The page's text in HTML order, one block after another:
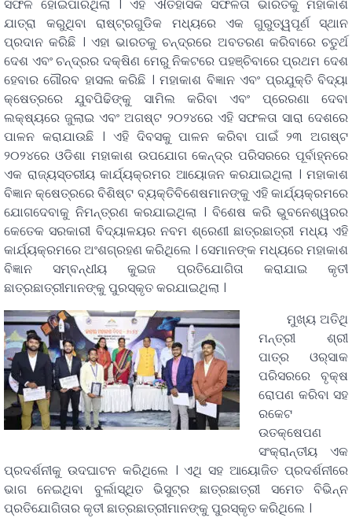
ସଫଳ ହୋଇପାରିଥିଲା । ଏହି ଐତିହାସିକ ସଫଳତା ଭାରତକୁ ମହାକାଶ
ଯାତ୍ରା କରୁଥିବା ରାଷ୍ଟ୍ରଗୁଡିକ ମଧ୍ୟରେ ଏକ ଗୁରୁତ୍ୱପୂର୍ଣ ସ୍ଥାନ
ପ୍ରଦାନ କରିଛି । ଏହା ଭାରତକୁ ଚନ୍ଦ୍ରରେ ଅବତରଣ କରିବାରେ ଚତୁର୍ଥ
ଦେଶ ଏବଂ ଚନ୍ଦ୍ରର ଦକ୍ଷିଣ ମେରୁ ନିକଟରେ ପହଞ୍ଚିବାରେ ପ୍ରଥମ ଦେଶ
ହେବାର ଗୌରବ ହାସଲ କରିଛି । ମହାକାଶ ବିଜ୍ଞାନ ଏବଂ ପ୍ରଯୁକ୍ତି ବିଦ୍ୟା
କ୍ଷେତ୍ରରେ ଯୁବପିଢିଙ୍କୁ ସାମିଲ କରିବା ଏବଂ ପ୍ରେରଣା ଦେବା
ଲକ୍ଷ୍ୟରେ ଜୁଲାଇ ଏବଂ ଅଗଷ୍ଟ ୨୦୨୪ରେ ଏହି ସଫଳତା ସାରା ଦେଶରେ
ପାଳନ କରାଯାଉଛି । ଏହି ଦିବସକୁ ପାଳନ କରିବା ପାଇଁ ୨୩ ଅଗଷ୍ଟ
୨୦୨୪ରେ ଓଡିଶା ମହାକାଶ ଉପଯୋଗ କେନ୍ଦ୍ର ପରିସରରେ ପୂର୍ବାହ୍ନରେ
ଏକ ରାଜ୍ୟସ୍ତରୀୟ କାର୍ଯ୍ୟକ୍ରମର ଆୟୋଜନ କରଯାଇଥିଲା । ମହାକାଶ
ବିଜ୍ଞାନ କ୍ଷେତ୍ରରେ ବିଶିଷ୍ଟ ବ୍ୟକ୍ତିବିଶେଷମାନଙ୍କୁ ଏହି କାର୍ଯ୍ୟକ୍ରମରେ
ଯୋଗଦେବାକୁ ନିମନ୍ତ୍ରଣ କରଯାଇଥିଲା । ବିଶେଷ କରି ଭୁବନେଶ୍ୱରର
କେତେକ ସରକାରୀ ବିଦ୍ୟାଳୟର ନବମ ଶ୍ରେଣୀ ଛାତ୍ରଛାତ୍ରୀ ମଧ୍ୟ ଏହି
କାର୍ଯ୍ୟକ୍ରମରେ ଅଂଶଗ୍ରହଣ କରିଥିଲେ । ସେମାନଙ୍କ ମଧ୍ୟରେ ମହାକାଶ
ବିଜ୍ଞାନ ସମ୍ବନ୍ଧୀୟ କୁଇଜ ପ୍ରତିଯୋଗିତା କରାଯାଇ କୃତୀ
ଛାତ୍ରଛାତ୍ରୀମାନଙ୍କୁ ପୁରସ୍କୃତ କରଯାଇଥିଲା ।
ମୁଖ୍ୟ ଅତିଥି
ମନ୍ତ୍ରୀ ଶ୍ରୀ
ପାତ୍ର ଓର୍‌ସାକ
ପରିସରରେ ବୃକ୍ଷ
ରୋପଣ କରିବା ସହ
ରକେଟ
ଉତକ୍ଷେପଣ
ସଂକ୍ରାନ୍ତୀୟ ଏକ
ପ୍ରଦର୍ଶନୀକୁ ଉଦଘାଟନ କରିଥିଲେ । ଏଥି ସହ ଆୟୋଜିତ ପ୍ରଦର୍ଶନୀରେ
ଭାଗ ନେଇଥିବା ବୁର୍ଲାସ୍ଥିତ ଭିସୁଟ୍‌ର ଛାତ୍ରଛାତ୍ରୀ ସମେତ ବିଭିନ୍ନ
ପ୍ରତିଯୋଗିତାର କୃତୀ ଛାତ୍ରଛାତ୍ରୀମାନଙ୍କୁ ପୁରସ୍କୃତ କରିଥିଲେ ।